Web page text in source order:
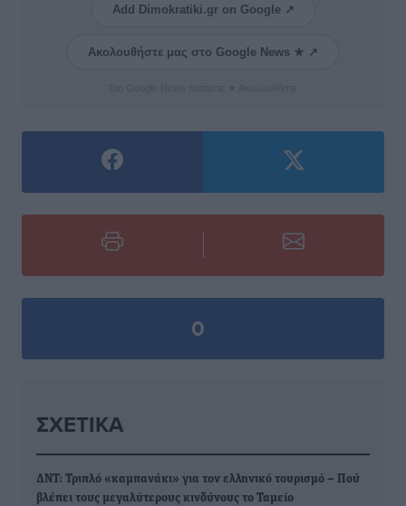
Add Dimokratiki.gr on Google ↗
Ακολουθήστε μας στο Google News ★ ↗
0
ΣΧΕΤΙΚΆ
ΔΝΤ: Τριπλό «καμπανάκι» για τον ελληνικό τουρισμό – Πού
βλέπει τους μεγαλύτερους κινδύνους το Ταμείο